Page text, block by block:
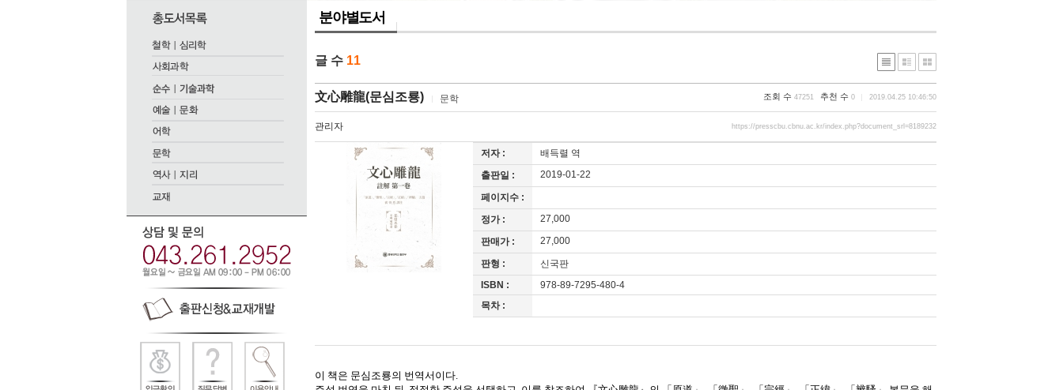
분야별도서
글 수 11
文心雕龍(문심조룡) 문학 조회 수 47251 추천 수 0 2019.04.25 10:46:50
관리자 https://presscbu.cbnu.ac.kr/index.php?document_srl=8189232
저자 :
배득렬 역
출판일 :
2019-01-22
페이지수 :
정가 :
27,000
판매가 : 27,000
판형 :
신국판
ISBN :
978-89-7295-480-4
목차 :
이 책은 문심조룡의 번역서이다.